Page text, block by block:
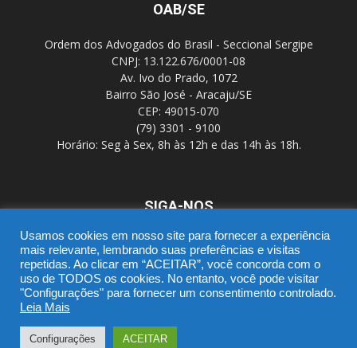
OAB/SE
Ordem dos Advogados do Brasil - Seccional Sergipe
CNPJ: 13.122.676/0001-08
Av. Ivo do Prado, 1072
Bairro São José - Aracaju/SE
CEP: 49015-070
(79) 3301 - 9100
Horário: Seg à Sex, 8h às 12h e das 14h às 18h.
SIGA-NOS
SGD
Política de Privacidade
Usamos cookies em nosso site para fornecer a experiência
mais relevante, lembrando suas preferências e visitas
repetidas. Ao clicar em “ACEITAR”, você concorda com o
uso de TODOS os cookies. No entanto, você pode visitar
"Configurações" para fornecer um consentimento controlado.
Leia Mais
Configurações ACEITAR